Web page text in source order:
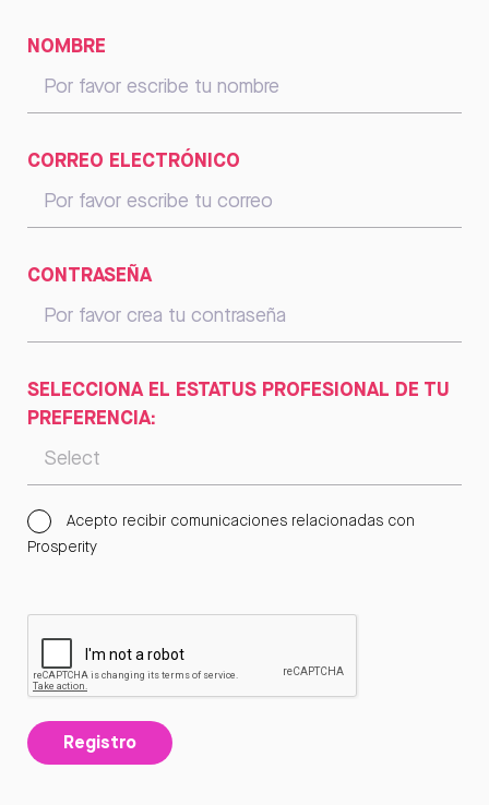
NOMBRE
CORREO ELECTRÓNICO
CONTRASEÑA
SELECCIONA EL ESTATUS PROFESIONAL DE TU
PREFERENCIA:
Acepto recibir comunicaciones relacionadas con
Prosperity
Registro